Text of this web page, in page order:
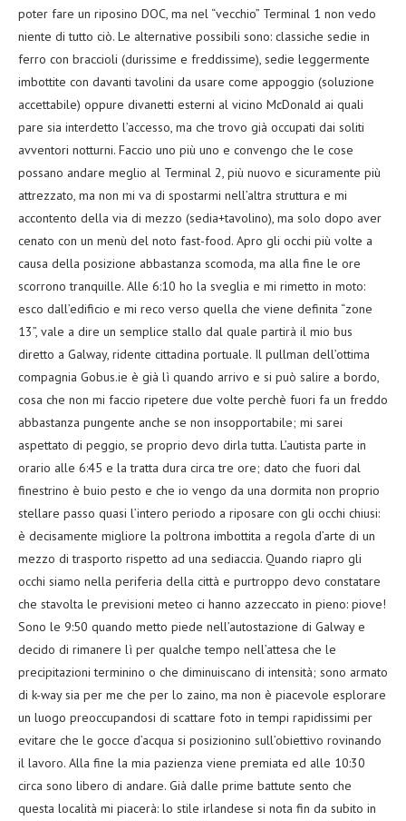
poter fare un riposino DOC, ma nel “vecchio” Terminal 1 non vedo
niente di tutto ciò. Le alternative possibili sono: classiche sedie in
ferro con braccioli (durissime e freddissime), sedie leggermente
imbottite con davanti tavolini da usare come appoggio (soluzione
accettabile) oppure divanetti esterni al vicino McDonald ai quali
pare sia interdetto l’accesso, ma che trovo già occupati dai soliti
avventori notturni. Faccio uno più uno e convengo che le cose
possano andare meglio al Terminal 2, più nuovo e sicuramente più
attrezzato, ma non mi va di spostarmi nell’altra struttura e mi
accontento della via di mezzo (sedia+tavolino), ma solo dopo aver
cenato con un menù del noto fast-food. Apro gli occhi più volte a
causa della posizione abbastanza scomoda, ma alla fine le ore
scorrono tranquille. Alle 6:10 ho la sveglia e mi rimetto in moto:
esco dall’edificio e mi reco verso quella che viene definita “zone
13”, vale a dire un semplice stallo dal quale partirà il mio bus
diretto a Galway, ridente cittadina portuale. Il pullman dell’ottima
compagnia Gobus.ie è già lì quando arrivo e si può salire a bordo,
cosa che non mi faccio ripetere due volte perchè fuori fa un freddo
abbastanza pungente anche se non insopportabile; mi sarei
aspettato di peggio, se proprio devo dirla tutta. L’autista parte in
orario alle 6:45 e la tratta dura circa tre ore; dato che fuori dal
finestrino è buio pesto e che io vengo da una dormita non proprio
stellare passo quasi l’intero periodo a riposare con gli occhi chiusi:
è decisamente migliore la poltrona imbottita a regola d’arte di un
mezzo di trasporto rispetto ad una sediaccia. Quando riapro gli
occhi siamo nella periferia della città e purtroppo devo constatare
che stavolta le previsioni meteo ci hanno azzeccato in pieno: piove!
Sono le 9:50 quando metto piede nell’autostazione di Galway e
decido di rimanere lì per qualche tempo nell’attesa che le
precipitazioni terminino o che diminuiscano di intensità; sono armato
di k-way sia per me che per lo zaino, ma non è piacevole esplorare
un luogo preoccupandosi di scattare foto in tempi rapidissimi per
evitare che le gocce d’acqua si posizionino sull’obiettivo rovinando
il lavoro. Alla fine la mia pazienza viene premiata ed alle 10:30
circa sono libero di andare. Già dalle prime battute sento che
questa località mi piacerà: lo stile irlandese si nota fin da subito in